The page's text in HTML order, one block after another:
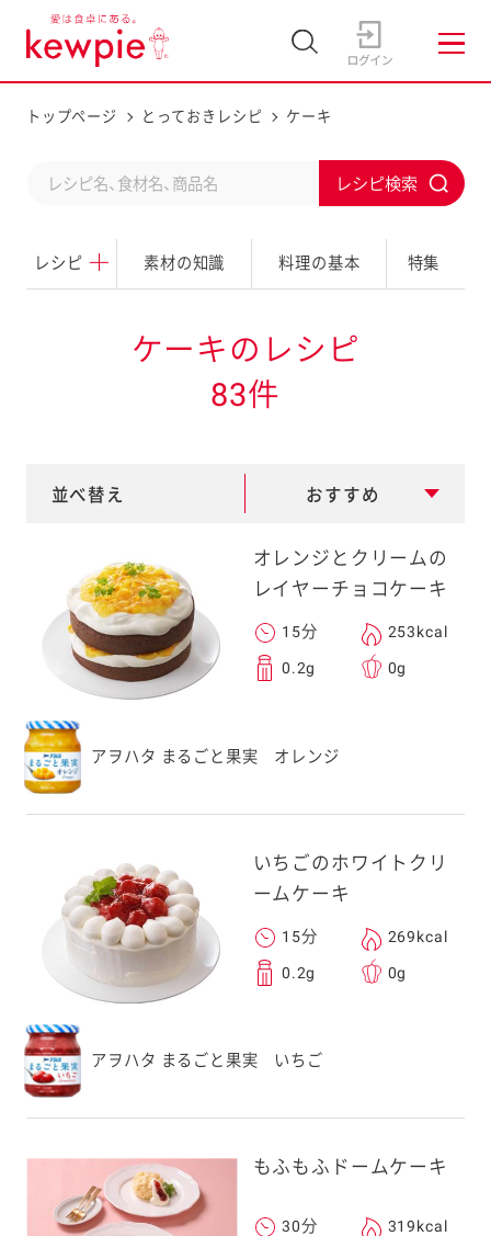
トップページ とっておきレシピ ケーキ
レシピ 素材の知識 料理の基本 特集
d
b
t
ケーキのレシピ
83件
並べ替え おすすめ
オレンジとクリームの
レイヤーチョコケーキ
15分 253kcal
0.2g 0g
アヲハタ まるごと果実 オレンジ
いちごのホワイトクリ
ームケーキ
15分 269kcal
0.2g 0g
アヲハタ まるごと果実 いちご
もふもふドームケーキ
30分 319kcal